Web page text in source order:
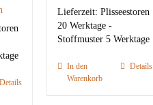
Details
Lieferzeit: Plisseestoren
20 Werktage -
Stoffmuster 5 Werktage
In den
Warenkorb
Details